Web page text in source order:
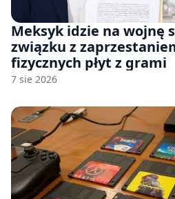
Meksyk idzie na wojnę
związku z
fizycznych płyt z grami
7 sie 2026